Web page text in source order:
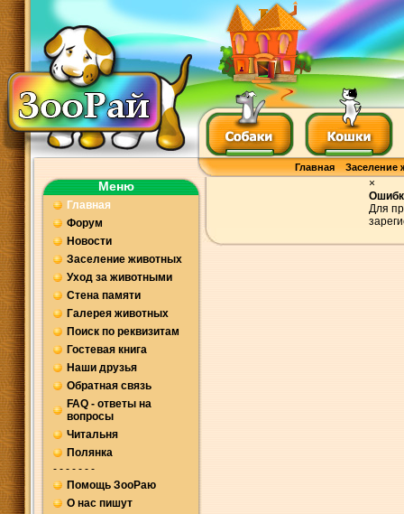
Главная Заселение
Меню
Главная
Форум
Новости
Заселение животных
Уход за животными
Стена памяти
Галерея животных
Поиск по реквизитам
Гостевая книга
Наши друзья
Обратная связь
FAQ - ответы на
вопросы
Читальня
Полянка
- - - - - - -
Помощь ЗооРаю
О нас пишут
×
Для